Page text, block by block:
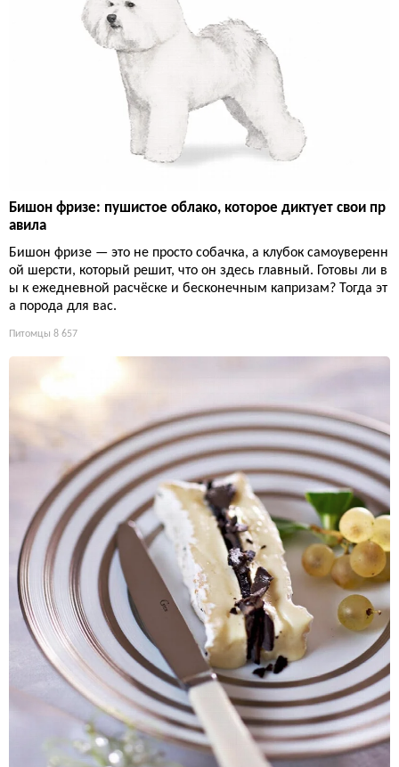
Бишон фризе: пушистое облако, которое диктует свои пр
авила
Бишон фризе — это не просто собачка, а клубок самоуверенн
ой шерсти, который решит, что он здесь главный. Готовы ли в
ы к ежедневной расчёске и бесконечным капризам? Тогда эт
а порода для вас.
Питомцы 8 657